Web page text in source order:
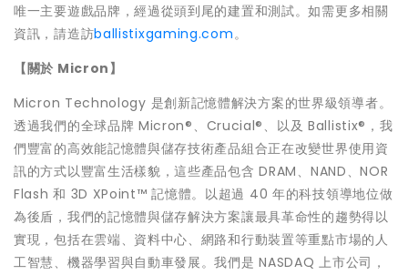
唯一主要遊戲品牌，經過從頭到尾的建置和測試。如需更多相關
資訊，請造訪ballistixgaming.com。
【關於 Micron 】
Micron Technology 是創新記憶體解決方案的世界級領導者。
透過我們的全球品牌 Micron®、Crucial®、以及 Ballistix®，我
們豐富的高效能記憶體與儲存技術產品組合正在改變世界使用資
訊的方式以豐富生活樣貌，這些產品包含 DRAM、NAND、NOR
Flash 和 3D XPoint™ 記憶體。以超過 40 年的科技領導地位做
為後盾，我們的記憶體與儲存解決方案讓最具革命性的趨勢得以
實現，包括在雲端、資料中心、網路和行動裝置等重點市場的人
工智慧、機器學習與自動車發展。我們是 NASDAQ 上市公司，